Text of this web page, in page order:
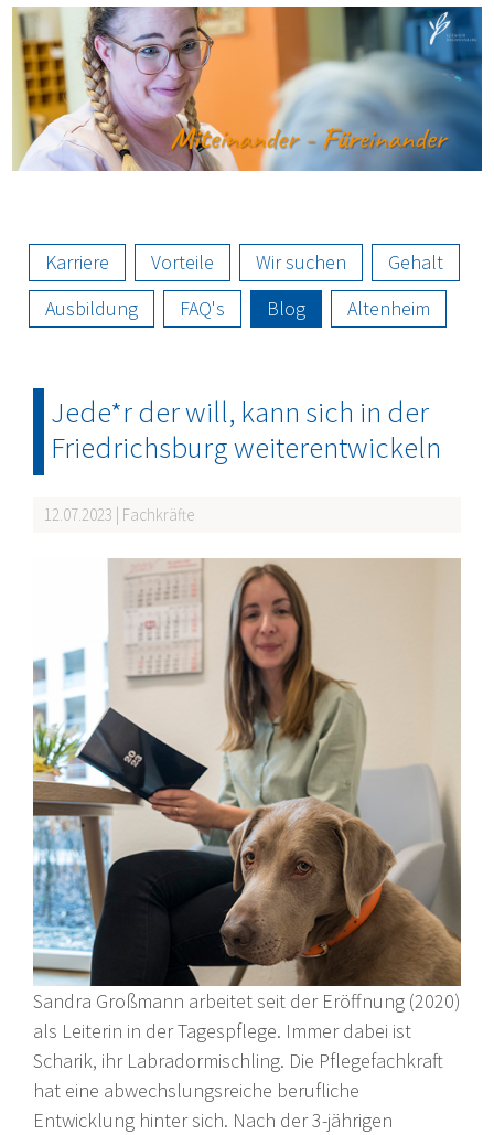
Direkt
zum
Inhalt
Image
Karriere Vorteile Wir suchen
Gehalt
Ausbildung
FAQ's Blog Altenheim
Jede*r der will, kann sich in der
Friedrichsburg weiterentwickeln
12.07.2023 | Fachkräfte
Sandra Großmann arbeitet seit der Eröffnung (2020)
als Leiterin in der Tagespflege. Immer dabei ist
Scharik, ihr Labradormischling. Die Pflegefachkraft
hat eine abwechslungsreiche berufliche
Entwicklung hinter sich. Nach der 3-jährigen